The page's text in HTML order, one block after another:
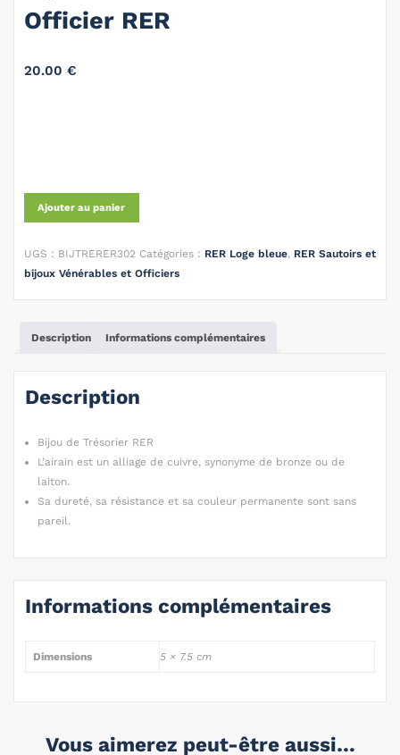
Officier RER
20.00 €
Ajouter au panier
UGS : BIJTRERER302 Catégories : RER Loge bleue, RER Sautoirs et
bijoux Vénérables et Officiers
Description Informations complémentaires
Description
Bijou de Trésorier RER
L’airain est un alliage de cuivre, synonyme de bronze ou de
laiton.
Sa dureté, sa résistance et sa couleur permanente sont sans
pareil.
Informations complémentaires
Dimensions 5 × 7.5 cm
Vous aimerez peut-être aussi…